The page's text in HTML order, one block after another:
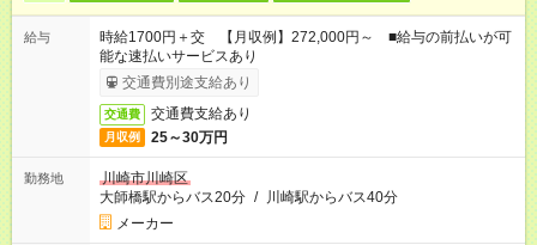
給与
時給1700円＋交 【月収例】272,000円～ ■給与の前払いが可
能な速払いサービスあり
交通費別途支給あり
交通費 交通費支給あり
月収例 25～30万円
勤務地
川崎市川崎区
大師橋駅からバス20分 / 川崎駅からバス40分
メーカー